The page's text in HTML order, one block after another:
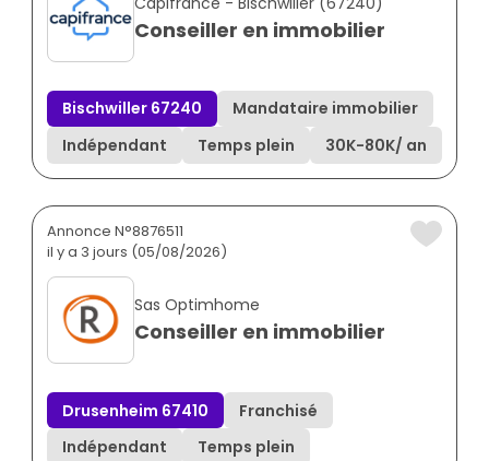
Conseiller en immobilier
Bischwiller 67240
Mandataire immobilier
Indépendant
Temps plein 30K-80K/ an
Annonce N°8876511
il y a 3 jours (05/08/2026)
Sas Optimhome
Conseiller en immobilier
Drusenheim 67410
Franchisé
Indépendant
Temps plein